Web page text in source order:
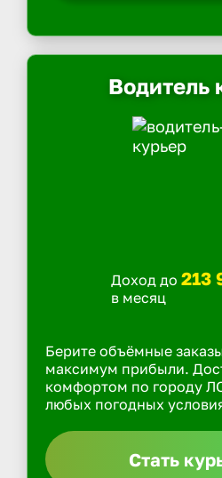
Водитель
Доход до 213
в месяц
Берите объёмные
максимум прибыли.
комфортом по городу
любых погодных
Стать